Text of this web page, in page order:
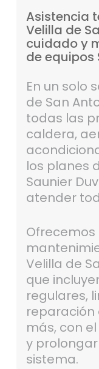
Asistencia
Velilla de
cuidadoy
deequipos
En un solo
de San
todas las
caldera,
los planes
Saunier
atender
Velilla de
que
regulares,
reparación
más, con
y
sistema.